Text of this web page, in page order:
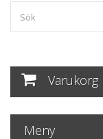
Varukorg
Meny